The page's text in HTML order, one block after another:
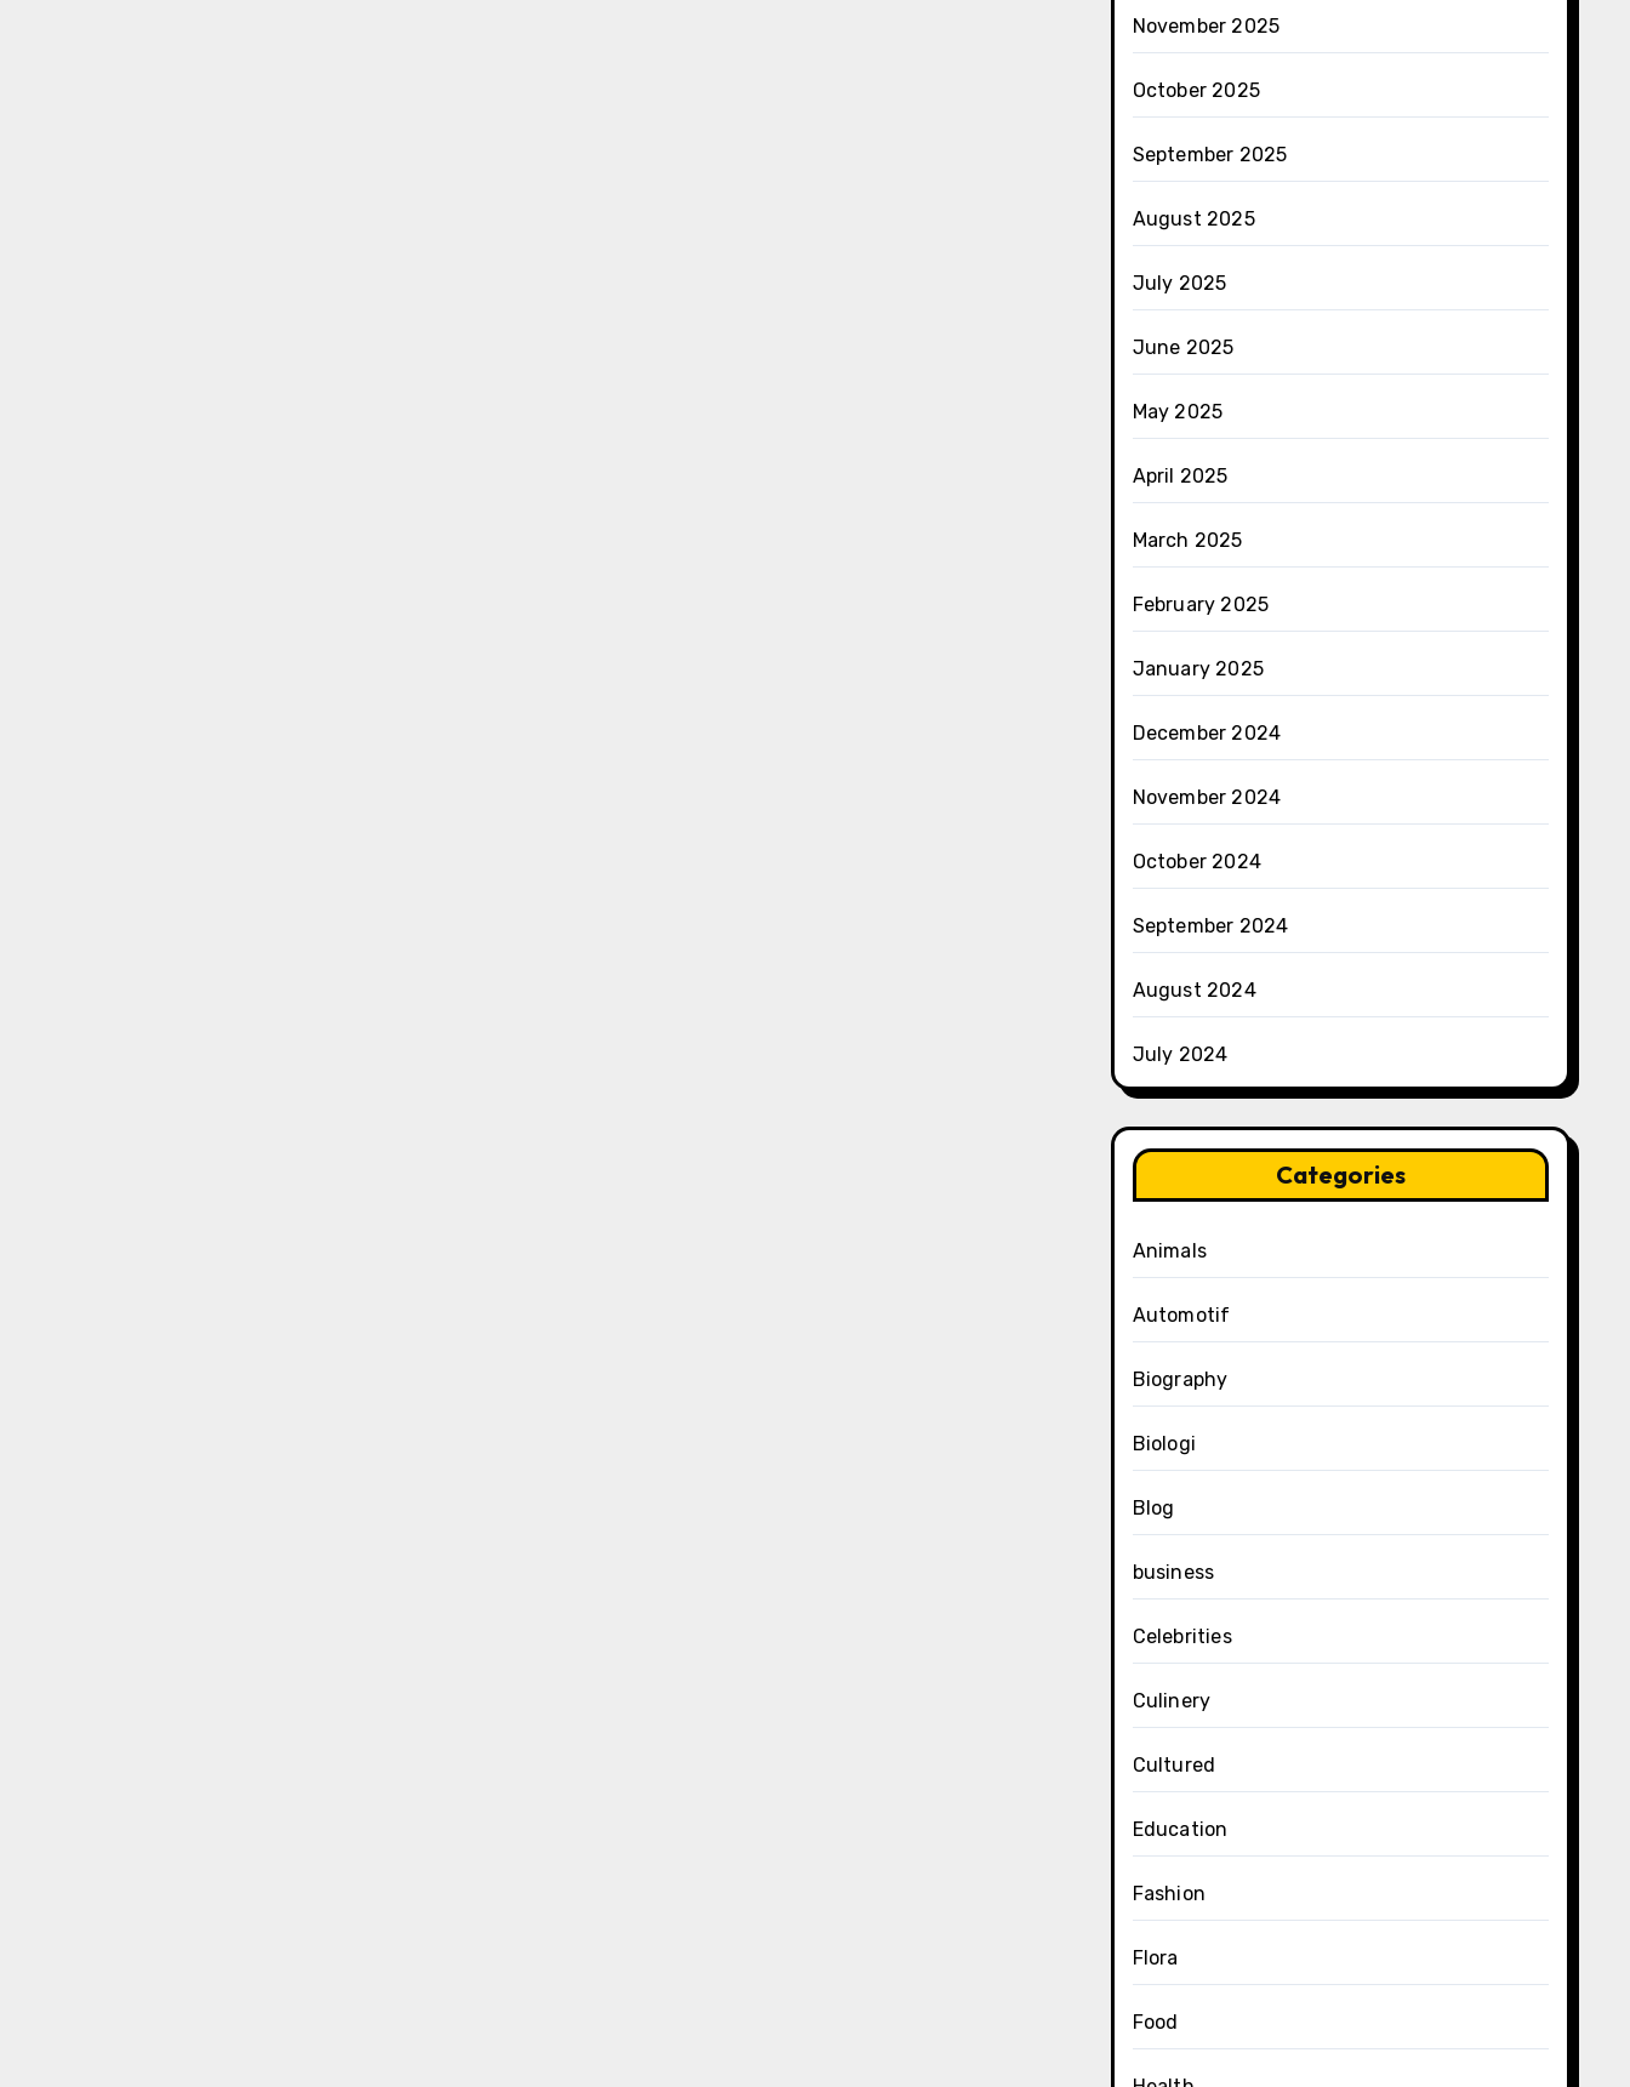
November 2025
October 2025
September 2025
August 2025
July 2025
June 2025
May 2025
April 2025
March 2025
February 2025
January 2025
December 2024
November 2024
October 2024
September 2024
August 2024
July 2024
Categories
Animals
Automotif
Biography
Biologi
Blog
business
Celebrities
Culinery
Cultured
Education
Fashion
Flora
Food